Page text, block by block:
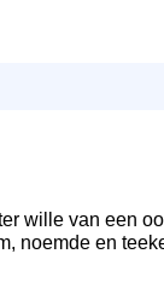
wille van een
noemde en